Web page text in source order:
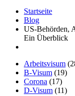
Startseite
Blog
US-Behörden,
Ein Überblick
Arbeitsvisum
B-Visum (19)
Corona (17)
D-Visum (11)